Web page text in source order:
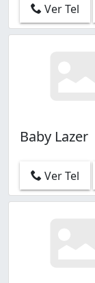
Ver Tel
Baby Lazer
Ver Tel